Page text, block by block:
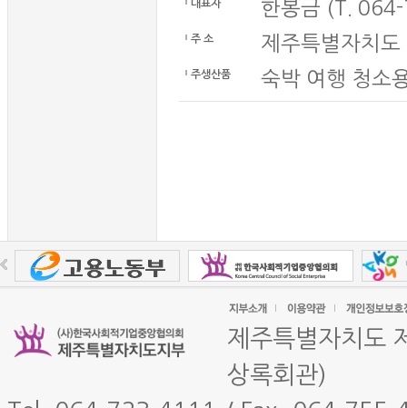
대표자 한봉금 (T.
주 소 제주특별자치
주생산품 숙박 여행 청소
제주특별자치도
상록회관)